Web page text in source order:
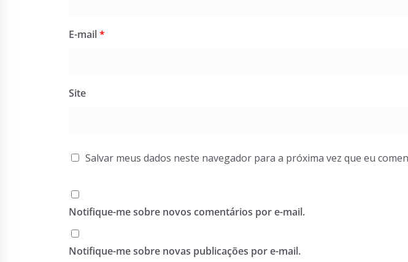
E-mail*
Site
Salvar meus dados neste navegador para a próxima vez que eu
Notifique-me sobre novos comentários por e-mail.
Notifique-me sobre novas publicações por e-mail.